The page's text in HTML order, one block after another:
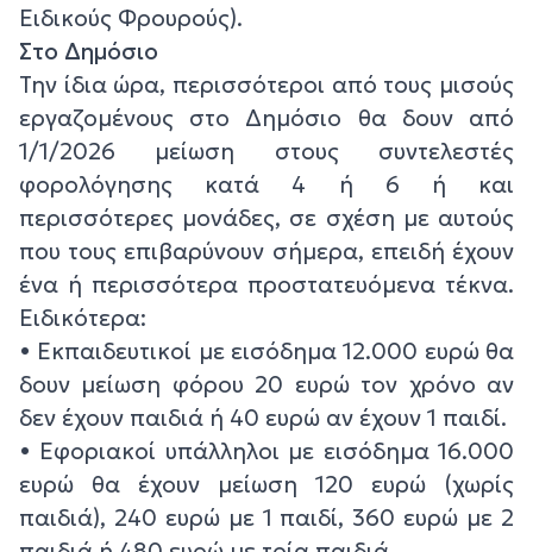
Ειδικούς Φρουρούς).
Στο Δημόσιο
Την ίδια ώρα, περισσότεροι από τους μισούς
εργαζομένους στο Δημόσιο θα δουν από
1/1/2026 μείωση στους συντελεστές
φορολόγησης κατά 4 ή 6 ή και
περισσότερες μονάδες, σε σχέση με αυτούς
που τους επιβαρύνουν σήμερα, επειδή έχουν
ένα ή περισσότερα προστατευόμενα τέκνα.
Ειδικότερα:
• Εκπαιδευτικοί με εισόδημα 12.000 ευρώ θα
δουν μείωση φόρου 20 ευρώ τον χρόνο αν
δεν έχουν παιδιά ή 40 ευρώ αν έχουν 1 παιδί.
• Εφοριακοί υπάλληλοι με εισόδημα 16.000
ευρώ θα έχουν μείωση 120 ευρώ (χωρίς
παιδιά), 240 ευρώ με 1 παιδί, 360 ευρώ με 2